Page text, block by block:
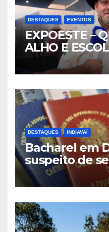
DESTAQUES EVENTOS
EXPOESTE –
ALHO E
RAINHA-
DESTAQUES INDIAVAÍ
Bacharel em
suspeito de
advogado
atendimento